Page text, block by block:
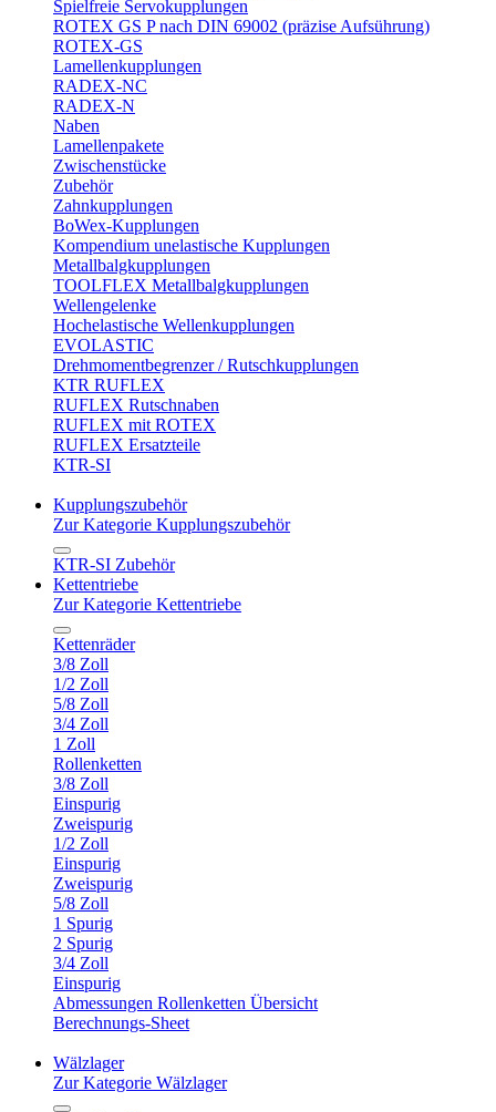
Spielfreie Servokupplungen
ROTEX GS P nach DIN 69002 (präzise Aufsührung)
ROTEX-GS
Lamellenkupplungen
RADEX-NC
RADEX-N
Naben
Lamellenpakete
Zwischenstücke
Zubehör
Zahnkupplungen
BoWex-Kupplungen
Kompendium unelastische Kupplungen
Metallbalgkupplungen
TOOLFLEX Metallbalgkupplungen
Wellengelenke
Hochelastische Wellenkupplungen
EVOLASTIC
Drehmomentbegrenzer / Rutschkupplungen
KTR RUFLEX
RUFLEX Rutschnaben
RUFLEX mit ROTEX
RUFLEX Ersatzteile
KTR-SI
Kupplungszubehör
Zur Kategorie Kupplungszubehör
KTR-SI Zubehör
Kettentriebe
Zur Kategorie Kettentriebe
Kettenräder
3/8 Zoll
1/2 Zoll
5/8 Zoll
3/4 Zoll
1 Zoll
Rollenketten
3/8 Zoll
Einspurig
Zweispurig
1/2 Zoll
Einspurig
Zweispurig
5/8 Zoll
1 Spurig
2 Spurig
3/4 Zoll
Einspurig
Abmessungen Rollenketten Übersicht
Berechnungs-Sheet
Wälzlager
Zur Kategorie Wälzlager